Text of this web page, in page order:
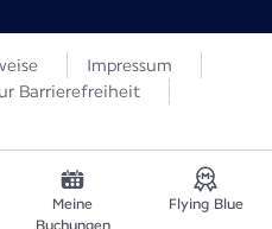
Impressum
Barrierefreiheit
Meine
Buchungen
Flying Blue